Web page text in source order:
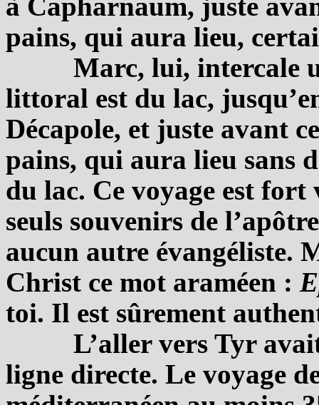
pains, qui aura lieu,
Marc, lui, intercale
littoral est du lac,
Décapole, et juste avant
pains, qui aura lieu sans
du lac. Ce voyage est
seuls souvenirs de
aucun autre évangéliste.
Christ ce mot araméen :
toi. Il est sûrement
L’aller vers Tyr
ligne directe. Le voyage